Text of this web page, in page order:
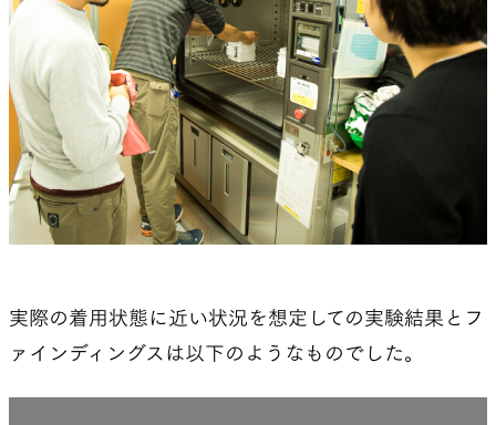
実際の着用状態に近い状況を想定しての実験結果とフ
ァインディングスは以下のようなものでした。